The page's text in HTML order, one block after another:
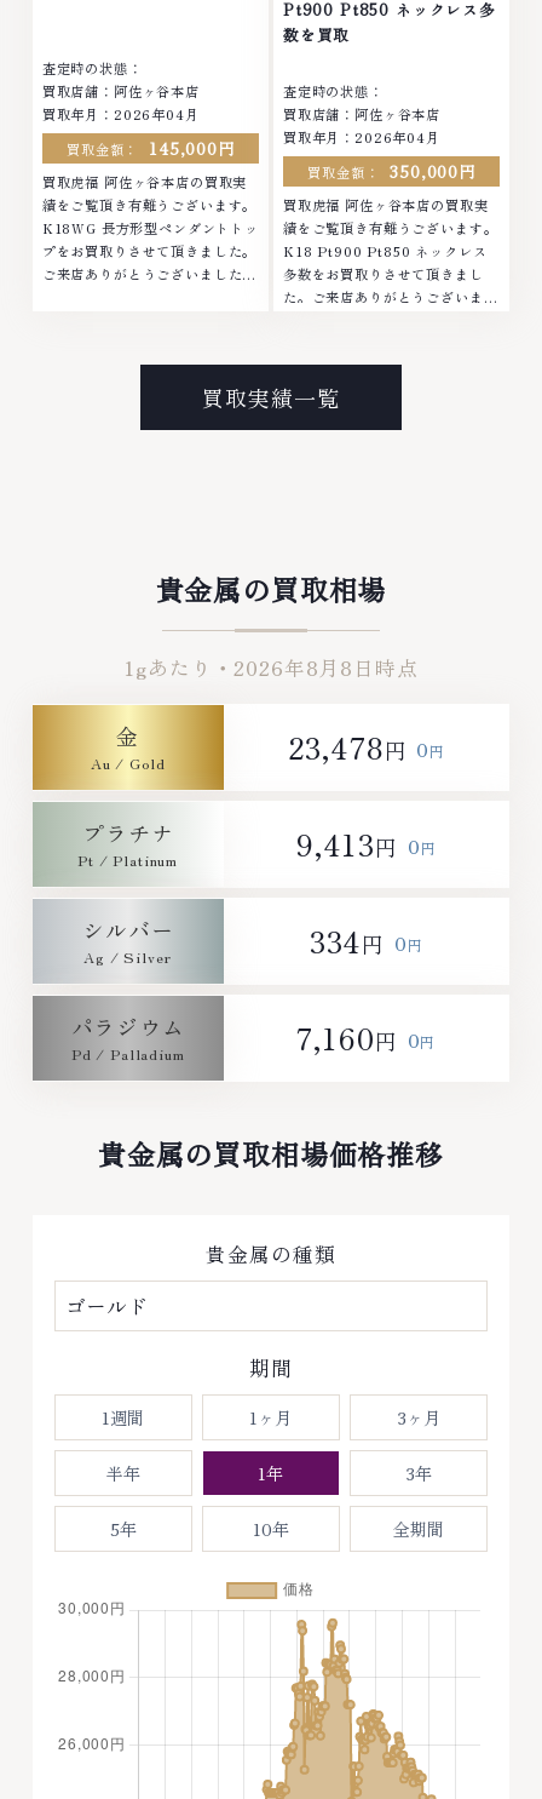
～19:00定休日: 年中無休
さい。TEL: 0120-959-764営
業時間: 10:00～19:00定休日: 年
査定時の状態：
買取店舗：阿佐ヶ谷本店
買取年月：2026年04月
買取金額：
145,000円
買取虎福 阿佐ヶ谷本店の買取実
績をご覧頂き有難うございます。
K18WG 長方形型ペンダントトッ
プをお買取りさせて頂きました。
ご来店ありがとうございました。
ら、お任せくださいなかでも金・
プラチナ等のアクセサリー・貴金
属・宝石・ダイヤモンド・ジュエ
リーや ブランド品・時計等は特
ており、他店ではお値段の付かな
かったお品物でも、一点一点丁寧
959-764営業時間: 10:00～
Pt900 Pt850 ネックレス多
数を買取
査定時の状態：
買取店舗：阿佐ヶ谷本店
買取年月：2026年04月
買取金額：
350,000円
買取虎福 阿佐ヶ谷本店の買取実
績をご覧頂き有難うございます。
K18 Pt900 Pt850 ネックレス
多数をお買取りさせて頂きまし
た。ご来店ありがとうございまし
ブランド衣類 お酒買取りのこと
なら、お任せくださいなかでも
金・プラチナ等のアクセサリー・
貴金属・宝石・ダイヤモンド・ジ
計、多くのお品物の高価買取りを
実現しており、他店ではお値段の
軽にご連絡ください。TEL:
買取実績一覧
貴金属の買取相場
1gあたり・2026年8月8日 時点
金 23,478円 0円
プラチナ 9,413円 0円
シルバー 334円 0円
パラジウム 7,160円 0円
貴金属の買取相場価格推移
貴金属の種類
期間
1週間 1ヶ月 3ヶ月
半年 1年 3年
5年 10年 全期間